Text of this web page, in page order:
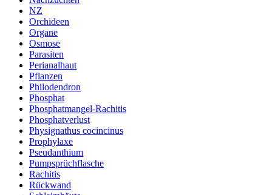
NZ
Orchideen
Organe
Osmose
Parasiten
Perianalhaut
Pflanzen
Philodendron
Phosphat
Phosphatmangel-Rachitis
Phosphatverlust
Physignathus cocincinus
Prophylaxe
Pseudanthium
Pumpsprüchflasche
Rachitis
Rückwand